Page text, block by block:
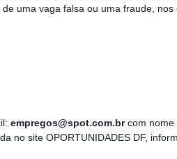
uma vaga falsa ou uma fraude, nos
empregos@spot.com.brcom nome
no site OPORTUNIDADES DF,